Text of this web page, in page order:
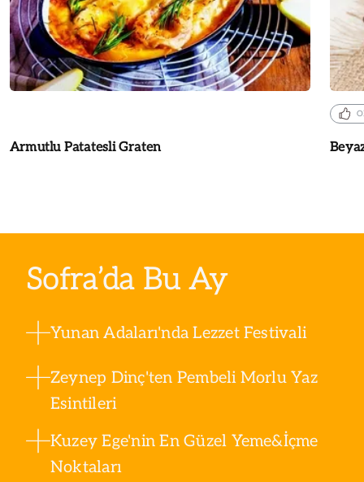
Armutlu Patatesli Graten
Sofra’da Bu Ay
Yunan Adaları'nda Lezzet Festivali
Zeynep Dinç'ten Pembeli Morlu Yaz
Esintileri
Kuzey Ege'nin En Güzel Yeme&İçme
Noktaları